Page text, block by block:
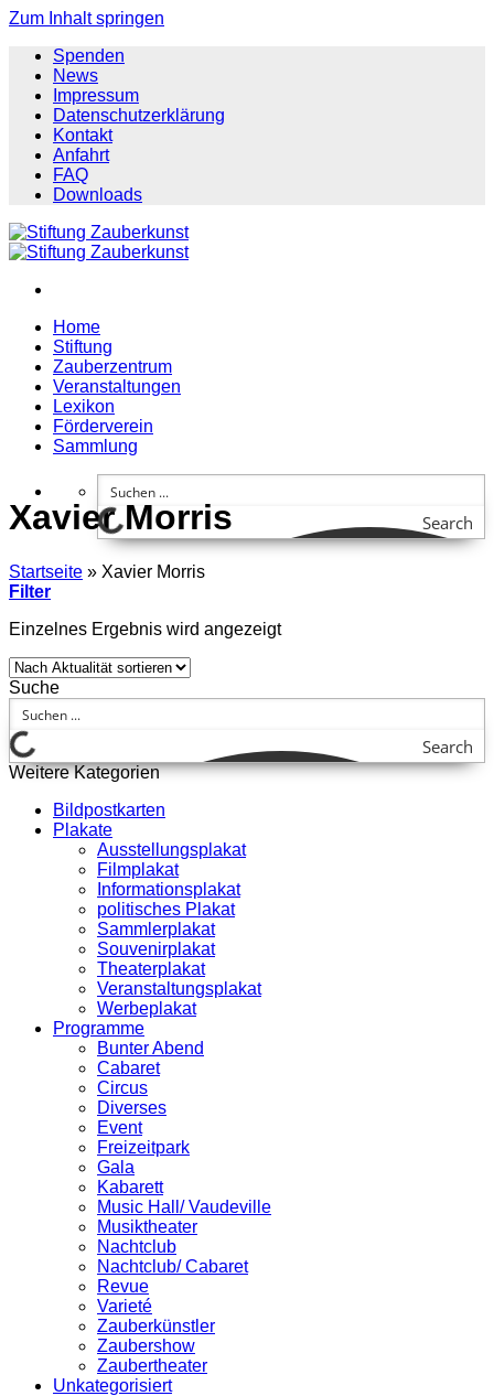
Zum Inhalt springen
Spenden
News
Impressum
Datenschutzerklärung
Kontakt
Anfahrt
FAQ
Downloads
Home
Stiftung
Zauberzentrum
Veranstaltungen
Lexikon
Förderverein
Sammlung
Search
Xavier Morris
Startseite » Xavier Morris
Filter
Einzelnes Ergebnis wird angezeigt
Suche
Search
Weitere Kategorien
Bildpostkarten
Plakate
Ausstellungsplakat
Filmplakat
Informationsplakat
politisches Plakat
Sammlerplakat
Souvenirplakat
Theaterplakat
Veranstaltungsplakat
Werbeplakat
Programme
Bunter Abend
Cabaret
Circus
Diverses
Event
Freizeitpark
Gala
Kabarett
Music Hall/ Vaudeville
Musiktheater
Nachtclub
Nachtclub/ Cabaret
Revue
Varieté
Zauberkünstler
Zaubershow
Zaubertheater
Unkategorisiert